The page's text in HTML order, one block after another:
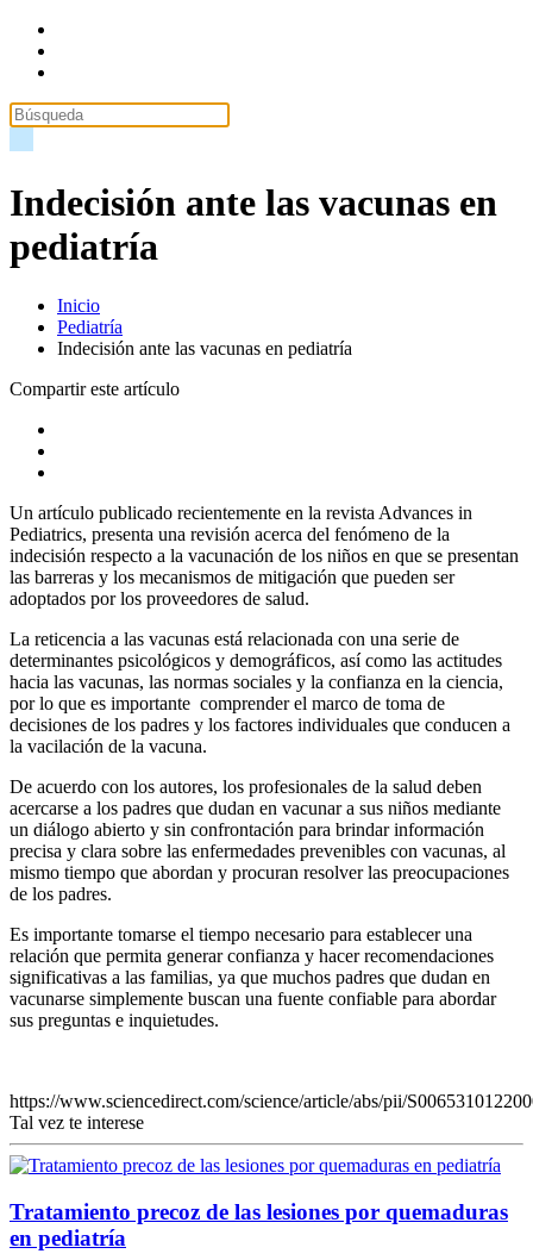
Indecisión ante las vacunas en
pediatría
Inicio
Pediatría
Indecisión ante las vacunas en pediatría
Compartir este artículo
Un artículo publicado recientemente en la revista Advances in
Pediatrics, presenta una revisión acerca del fenómeno de la
indecisión respecto a la vacunación de los niños en que se presentan
las barreras y los mecanismos de mitigación que pueden ser
adoptados por los proveedores de salud.
La reticencia a las vacunas está relacionada con una serie de
determinantes psicológicos y demográficos, así como las actitudes
hacia las vacunas, las normas sociales y la confianza en la ciencia,
por lo que es importante comprender el marco de toma de
decisiones de los padres y los factores individuales que conducen a
la vacilación de la vacuna.
De acuerdo con los autores, los profesionales de la salud deben
acercarse a los padres que dudan en vacunar a sus niños mediante
un diálogo abierto y sin confrontación para brindar información
precisa y clara sobre las enfermedades prevenibles con vacunas, al
mismo tiempo que abordan y procuran resolver las preocupaciones
de los padres.
Es importante tomarse el tiempo necesario para establecer una
relación que permita generar confianza y hacer recomendaciones
significativas a las familias, ya que muchos padres que dudan en
vacunarse simplemente buscan una fuente confiable para abordar
sus preguntas e inquietudes.
https://www.sciencedirect.com/science/article/abs/pii/
Tal vez te interese
Tratamiento precoz de las lesiones por quemaduras
en pediatría